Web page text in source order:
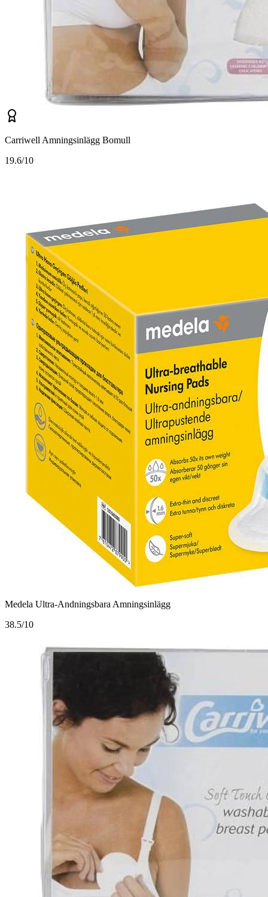
Carriwell Amningsinlägg Bomull
19.6/10
Medela Ultra-Andningsbara Amningsinlägg
38.5/10